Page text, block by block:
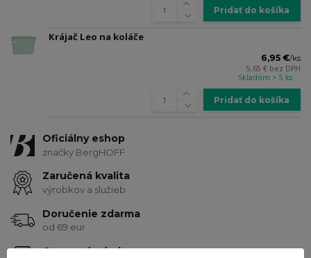
Pridať do košíka
Krájač Leo na koláče
6,95 €/ks
5,65 € bez DPH
Skladom > 5 ks
Pridať do košíka
Oficiálny eshop
značky BergHOFF
Zaručená kvalita
výrobkov a služieb
Doručenie zdarma
od 69 eur
Ocenené návrhy